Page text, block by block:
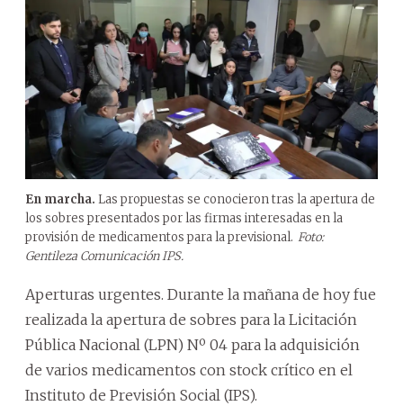
En marcha. Las propuestas se conocieron tras la apertura de
los sobres presentados por las firmas interesadas en la
provisión de medicamentos para la previsional. Foto:
Gentileza Comunicación IPS.
Aperturas urgentes. Durante la mañana de hoy fue
realizada la apertura de sobres para la Licitación
Pública Nacional (LPN) Nº 04 para la adquisición
de varios medicamentos con stock crítico en el
Instituto de Previsión Social (IPS).